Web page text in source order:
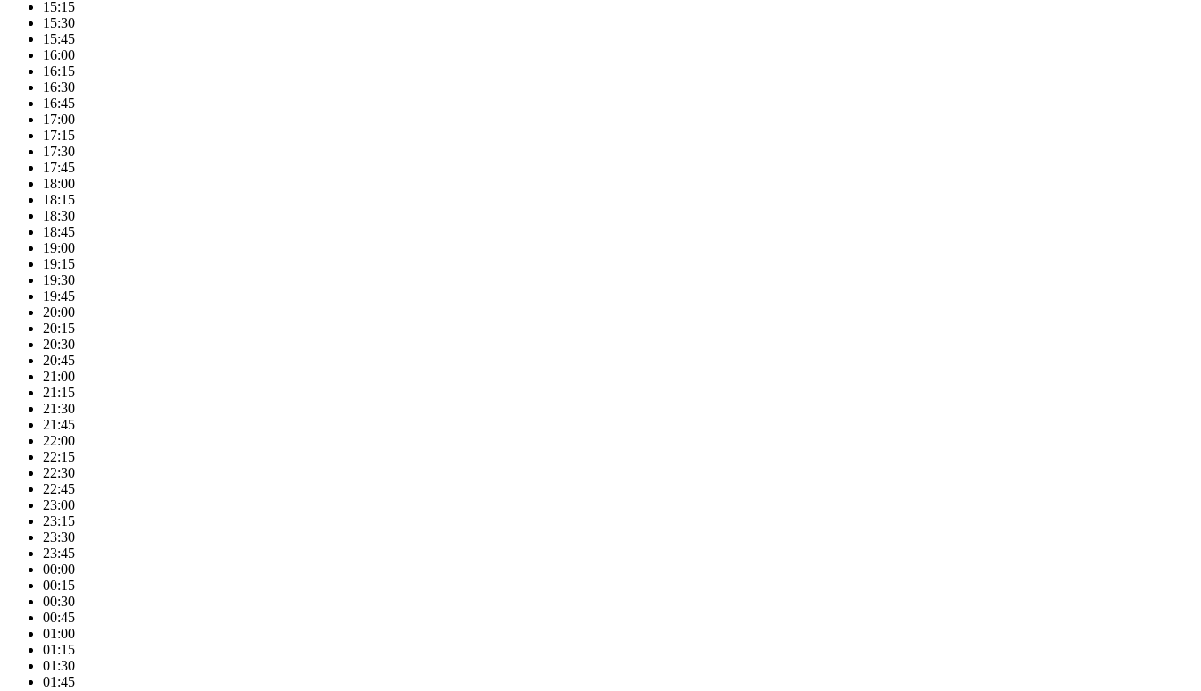
15:15
15:30
15:45
16:00
16:15
16:30
16:45
17:00
17:15
17:30
17:45
18:00
18:15
18:30
18:45
19:00
19:15
19:30
19:45
20:00
20:15
20:30
20:45
21:00
21:15
21:30
21:45
22:00
22:15
22:30
22:45
23:00
23:15
23:30
23:45
00:00
00:15
00:30
00:45
01:00
01:15
01:30
01:45